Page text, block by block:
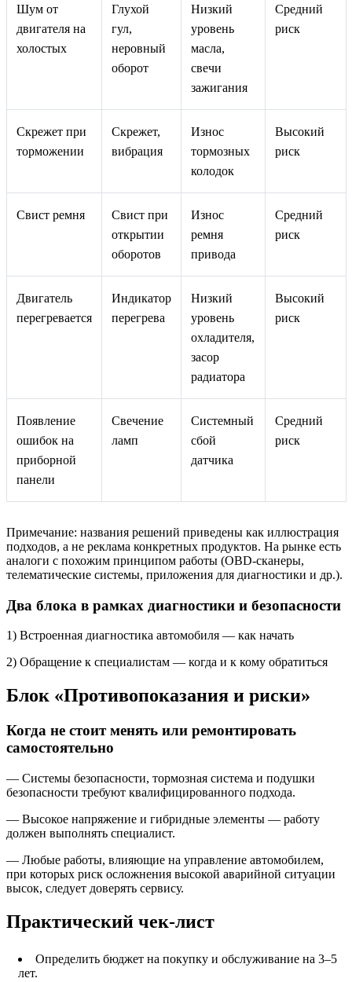
Шум от
двигателя на
холостых
Глухой
гул,
неровный
оборот
Низкий
уровень
масла,
свечи
зажигания
Средний
риск
Скрежет при
торможении
Скрежет,
вибрация
Износ
тормозных
колодок
Высокий
риск
Свист ремня
Свист при
открытии
оборотов
Износ
ремня
привода
Средний
риск
Двигатель
перегревается
Индикатор
перегрева
Низкий
уровень
охладителя,
засор
радиатора
Высокий
риск
Появление
ошибок на
приборной
панели
Свечение
ламп
Системный
сбой
датчика
Средний
риск
Примечание: названия решений приведены как иллюстрация
подходов, а не реклама конкретных продуктов. На рынке есть
аналоги с похожим принципом работы (OBD‑сканеры,
телематические системы, приложения для диагностики и др.).
Два блока в рамках диагностики и безопасности
1) Встроенная диагностика автомобиля — как начать
2) Обращение к специалистам — когда и к кому обратиться
Блок «Противопоказания и риски»
Когда не стоит менять или ремонтировать
самостоятельно
— Системы безопасности, тормозная система и подушки
безопасности требуют квалифицированного подхода.
— Высокое напряжение и гибридные элементы — работу
должен выполнять специалист.
— Любые работы, влияющие на управление автомобилем,
при которых риск осложнения высокой аварийной ситуации
высок, следует доверять сервису.
Практический чек‑лист
Определить бюджет на покупку и обслуживание на 3–5
лет.